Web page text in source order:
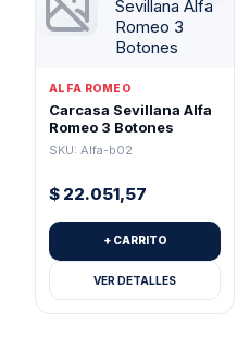
ALFA ROMEO
Carcasa Sevillana Alfa
Romeo 3 Botones
SKU: Alfa-b02
$ 22.051,57
+ CARRITO
VER DETALLES